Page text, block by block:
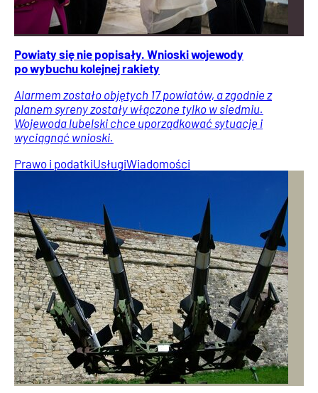
Powiaty się nie popisały. Wnioski wojewody
po wybuchu kolejnej rakiety
Alarmem zostało objętych 17 powiatów, a zgodnie z
planem syreny zostały włączone tylko w siedmiu.
Wojewoda lubelski chce uporządkować sytuację i
wyciągnąć wnioski.
Prawo i podatkiUsługiWiadomości